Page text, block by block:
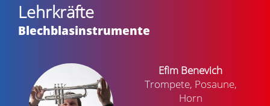
Lehrkräfte
Blechblasinstrumente
Efim Benevich
Trompete, Posaune,
Horn